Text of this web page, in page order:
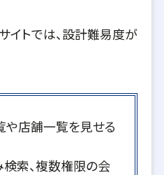
イトでは、設計難易度が
や店舗一覧を見せる
索、複数権限の会